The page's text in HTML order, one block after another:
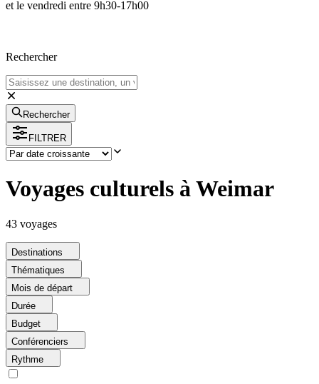
et le vendredi entre 9h30-17h00
Rechercher
Rechercher
FILTRER
Voyages culturels à Weimar
43 voyages
Destinations
Thématiques
Mois de départ
Durée
Budget
Conférenciers
Rythme